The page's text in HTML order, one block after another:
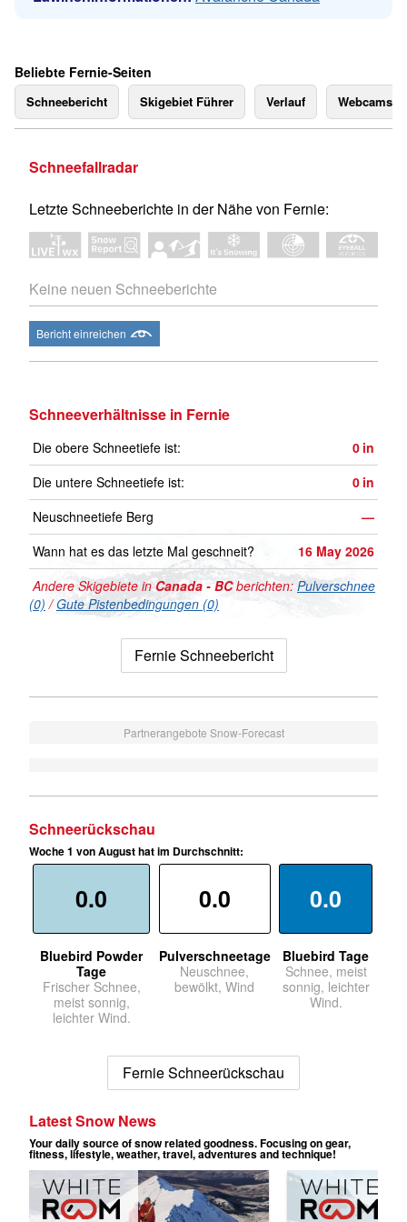
Beliebte Fernie-Seiten
Schneebericht Skigebiet Führer Verlauf Webcams
Schneefallradar
Letzte Schneeberichte in der Nähe von Fernie:
Keine neuen Schneeberichte
Bericht einreichen
Schneeverhältnisse in Fernie
Die obere Schneetiefe ist: 0 in
Die untere Schneetiefe ist:
0 in
Neuschneetiefe Berg
—
Wann hat es das letzte Mal geschneit?
16 May 2026
Andere Skigebiete inCanada - BCberichten: Pulverschnee
(0) /Gute Pistenbedingungen (0)
Fernie Schneebericht
Partnerangebote Snow-Forecast
Schneerückschau
Woche 1 von August hat im Durchschnitt:
0.0
Bluebird Powder
Tage
Frischer Schnee,
meist sonnig,
leichter Wind.
0.0
Pulverschneetage
Neuschnee,
bewölkt, Wind
0.0
Bluebird Tage
Schnee, meist
sonnig, leichter
Wind.
Fernie Schneerückschau